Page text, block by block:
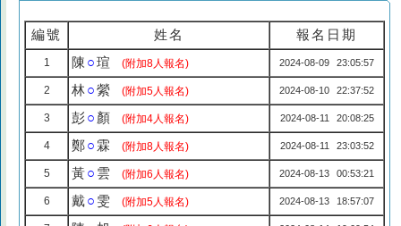
編號 姓名 報名日期
1 陳 ○瑄 (附加8人報名) 2024-08-09 23:05:57
2 林○縈 (附加5人報名) 2024-08-10 22:37:52
3 彭○ 顏 (附加4人報名) 2024-08-11 20:08:25
4 鄭○ 霖 (附加8人報名) 2024-08-11 23:03:52
5 黃○ 雲 (附加6人報名) 2024-08-13 00:53:21
6 戴○ 雯 (附加5人報名) 2024-08-13 18:57:07